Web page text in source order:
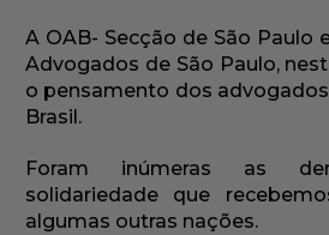
A OAB- Secção de São Paulo
Advogados de São Paulo,
o pensamento dos
Brasil.
Foram inúmeras as
solidariedade que
algumas outras nações.